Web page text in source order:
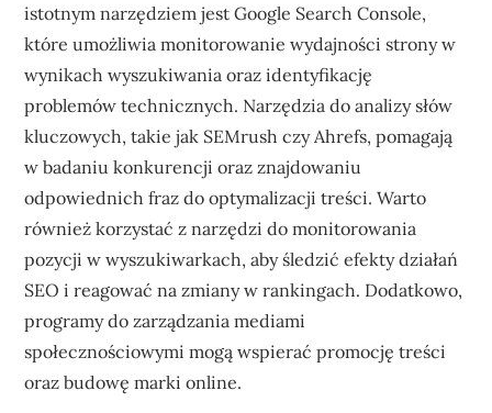
istotnym narzędziem jest Google Search Console,
które umożliwia monitorowanie wydajności strony w
wynikach wyszukiwania oraz identyfikację
problemów technicznych. Narzędzia do analizy słów
kluczowych, takie jak SEMrush czy Ahrefs, pomagają
w badaniu konkurencji oraz znajdowaniu
odpowiednich fraz do optymalizacji treści. Warto
również korzystać z narzędzi do monitorowania
pozycji w wyszukiwarkach, aby śledzić efekty działań
SEO i reagować na zmiany w rankingach. Dodatkowo,
programy do zarządzania mediami
społecznościowymi mogą wspierać promocję treści
oraz budowę marki online.